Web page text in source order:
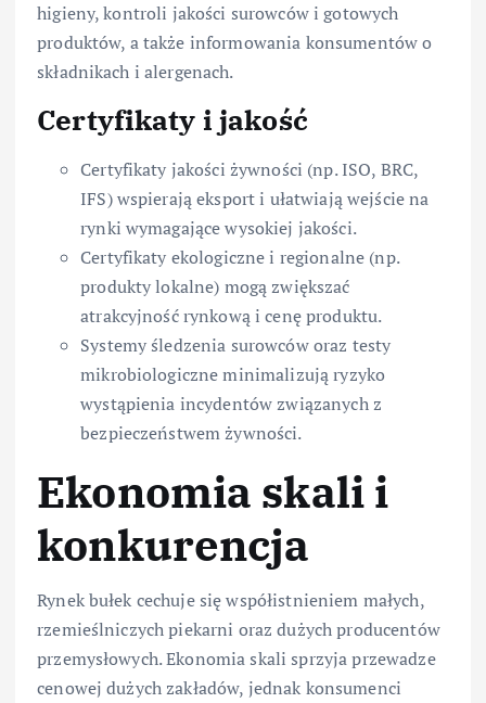
higieny, kontroli jakości surowców i gotowych
produktów, a także informowania konsumentów o
składnikach i alergenach.
Certyfikaty i jakość
Certyfikaty jakości żywności (np. ISO, BRC,
IFS) wspierają eksport i ułatwiają wejście na
rynki wymagające wysokiej jakości.
Certyfikaty ekologiczne i regionalne (np.
produkty lokalne) mogą zwiększać
atrakcyjność rynkową i cenę produktu.
Systemy śledzenia surowców oraz testy
mikrobiologiczne minimalizują ryzyko
wystąpienia incydentów związanych z
bezpieczeństwem żywności.
Ekonomia skali i
konkurencja
Rynek bułek cechuje się współistnieniem małych,
rzemieślniczych piekarni oraz dużych producentów
przemysłowych. Ekonomia skali sprzyja przewadze
cenowej dużych zakładów, jednak konsumenci